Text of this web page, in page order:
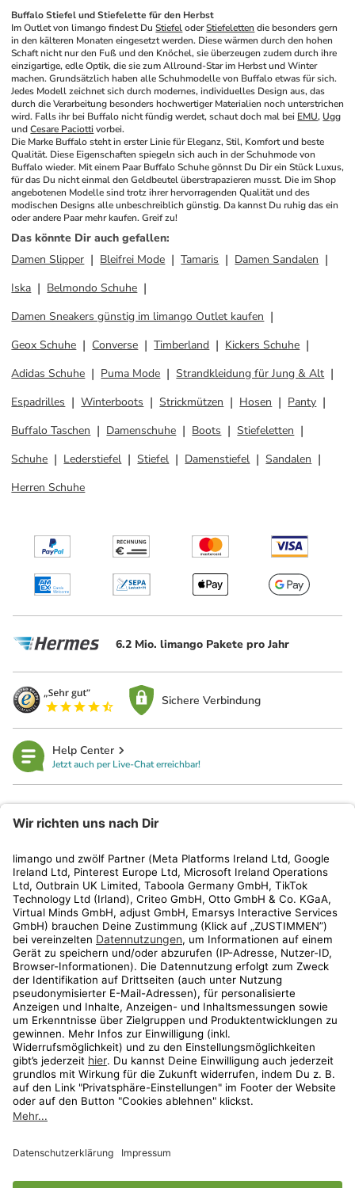
Buffalo Stiefel und Stiefelette für den Herbst
Im Outlet von limango findest Du Stiefel oder Stiefeletten die besonders gern
in den kälteren Monaten eingesetzt werden. Diese wärmen durch den hohen
Schaft nicht nur den Fuß und den Knöchel, sie überzeugen zudem durch ihre
einzigartige, edle Optik, die sie zum Allround-Star im Herbst und Winter
machen. Grundsätzlich haben alle Schuhmodelle von Buffalo etwas für sich.
Jedes Modell zeichnet sich durch modernes, individuelles Design aus, das
durch die Verarbeitung besonders hochwertiger Materialien noch unterstrichen
wird. Falls ihr bei Buffalo nicht fündig werdet, schaut doch mal bei EMU, Ugg
und Cesare Paciotti vorbei.
Die Marke Buffalo steht in erster Linie für Eleganz, Stil, Komfort und beste
Qualität. Diese Eigenschaften spiegeln sich auch in der Schuhmode von
Buffalo wieder. Mit einem Paar Buffalo Schuhe gönnst Du Dir ein Stück Luxus,
für das Du nicht einmal den Geldbeutel überstrapazieren musst. Die im Shop
angebotenen Modelle sind trotz ihrer hervorragenden Qualität und des
modischen Designs alle unbeschreiblich günstig. Da kannst Du ruhig das ein
oder andere Paar mehr kaufen. Greif zu!
Das könnte Dir auch gefallen:
Damen Slipper
Bleifrei Mode Tamaris
Damen Sandalen
Iska
Belmondo Schuhe
Damen Sneakers günstig im limango Outlet kaufen
Geox Schuhe
Converse Timberland
Kickers Schuhe
Adidas Schuhe
Puma Mode
Strandkleidung für Jung & Alt
Espadrilles
Winterboots Strickmützen Hosen
Panty
Buffalo Taschen
Damenschuhe Boots
Stiefeletten
Schuhe
Lederstiefel Stiefel Damenstiefel
Sandalen
Herren Schuhe
6.2 Mio. limango Pakete pro Jahr
Sichere Verbindung
Help Center
Jetzt auch per Live-Chat erreichbar!
Kundenservice
Shop
Aktionen
Travel